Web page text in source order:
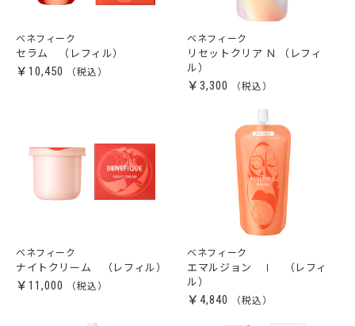
ベネフィーク
セラム （レフィル）
￥10,450
ベネフィーク
リセットクリア Ｎ （レフィ
ル）
￥3,300
ベネフィーク
ナイトクリーム （レフィル）
￥11,000
ベネフィーク
エマルジョン Ⅰ （レフィ
ル）
￥4,840